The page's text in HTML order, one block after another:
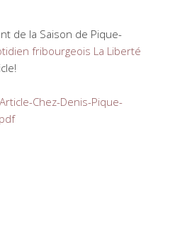
de la Saison de Pique-
fribourgeois La Liberté
Chez-Denis-Pique-